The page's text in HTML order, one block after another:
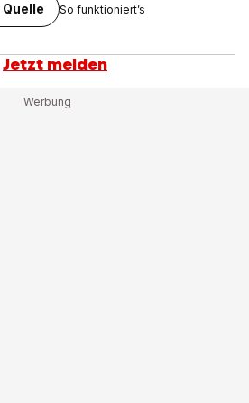
So funktioniert’s
Jetzt melden